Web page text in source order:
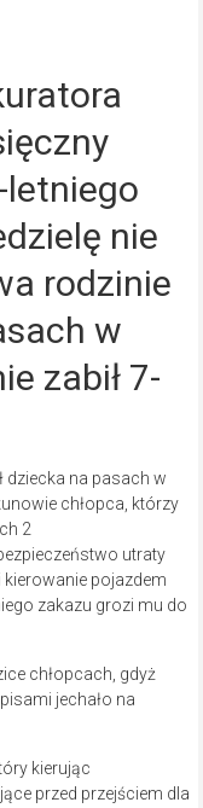
nie
rodzinie
w
zabił 7-
utraty
pojazdem
zakazu grozi mu do
chłopcach, gdyż
jechało na
kierując
przed przejściem dla